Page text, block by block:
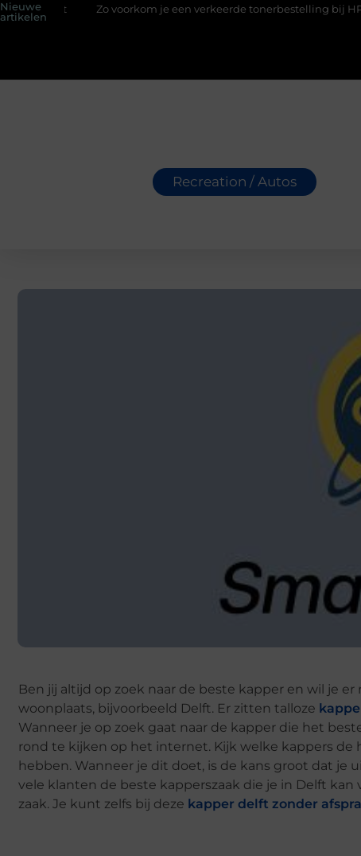
Nieuwe
artikelen
Zo voorkom je een verkeerde tonerbestelling bij HP printers
Recreation / Autos
Ben jij altijd op zoek naar de beste kapper en wil je
woonplaats, bijvoorbeeld Delft. Er zitten talloze
Wanneer je op zoek gaat naar de kapper die het
rond te kijken op het internet. Kijk welke kappers
hebben. Wanneer je dit doet, is de kans groot dat je
vele klanten de beste kapperszaak die je in Delft
zaak. Je kunt zelfs bij deze kapper delft zonder